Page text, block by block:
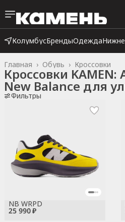
КолумбусБрендыОдежда
Кроссовки
Обувь ›
Главная ›
Кроссовки KAMEN:
New Balance для
Фильтры
25 990 ₽
NB WRPD